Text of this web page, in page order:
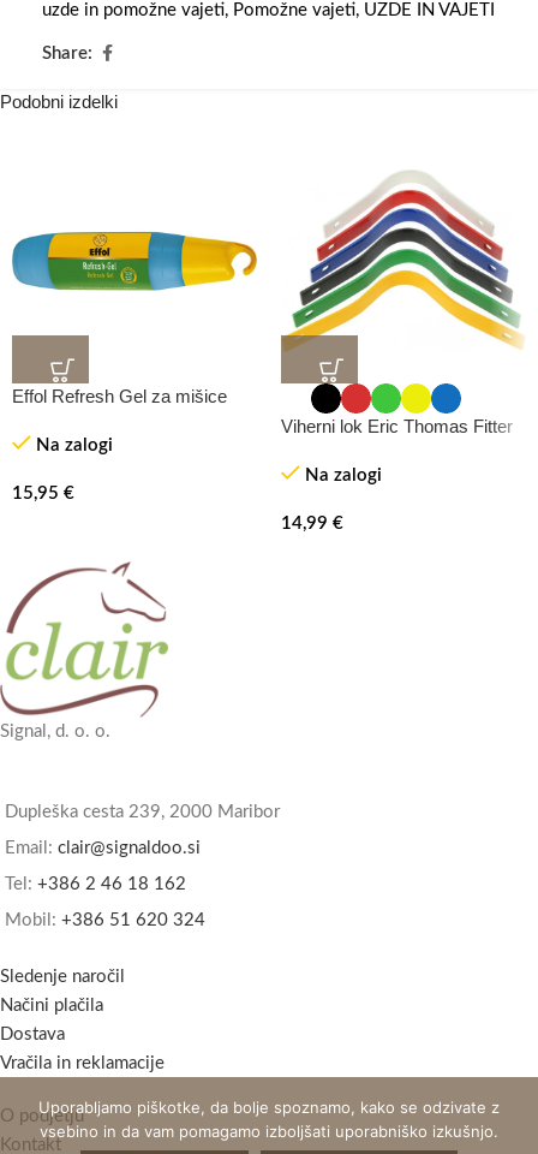
uzde in pomožne vajeti, Pomožne vajeti, UZDE IN VAJETI
Share:
Podobni izdelki
Effol Refresh Gel za mišice
Na zalogi
15,95 €
Viherni lok Eric Thomas Fitter
Na zalogi
14,99 €
Signal, d. o. o.
Dupleška cesta 239, 2000 Maribor
Email: clair@signaldoo.si
Tel: +386 2 46 18 162
Mobil: +386 51 620 324
Sledenje naročil
Načini plačila
Dostava
Vračila in reklamacije
O podjetju
Kontakt
Uporabljamo piškotke, da bolje spoznamo, kako se odzivate z
vsebino in da vam pomagamo izboljšati uporabniško izkušnjo.